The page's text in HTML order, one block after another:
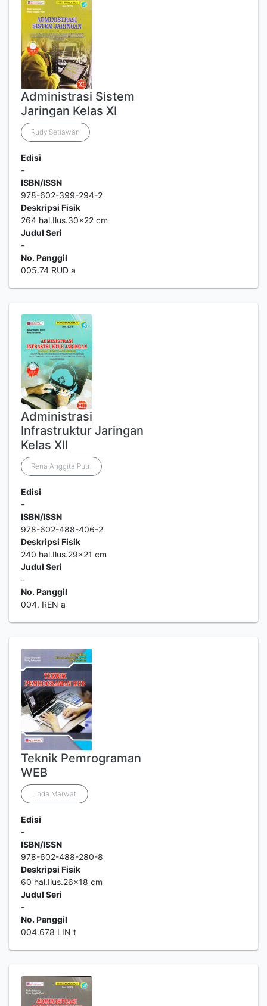
Administrasi Sistem
Jaringan Kelas XI
Rudy Setiawan
Edisi
-
ISBN/ISSN
978-602-399-294-2
Deskripsi Fisik
264 hal.Ilus.30x22 cm
Judul Seri
-
No. Panggil
005.74 RUD a
Administrasi
Infrastruktur Jaringan
Kelas XII
Rena Anggita Putri
Edisi
-
ISBN/ISSN
978-602-488-406-2
Deskripsi Fisik
240 hal.Ilus.29x21 cm
Judul Seri
-
No. Panggil
004. REN a
Teknik Pemrograman
WEB
Linda Marwati
Edisi
-
ISBN/ISSN
978-602-488-280-8
Deskripsi Fisik
60 hal.Ilus.26x18 cm
Judul Seri
-
No. Panggil
004.678 LIN t